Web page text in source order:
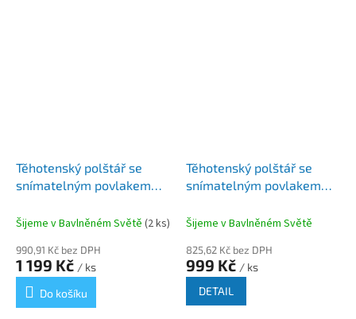
Těhotenský polštář se
snímatelným povlakem
Šijeme v Bavlněném Světě (2 ks)
990,91 Kč bez DPH
1 199 Kč / ks
Do košíku
Těhotenský polštář se
snímatelným povlakem
barev
Šijeme v Bavlněném Světě
825,62 Kč bez DPH
999 Kč / ks
DETAIL